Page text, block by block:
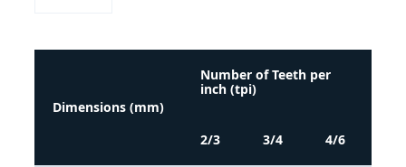
Dimensions (mm)
Number of Teeth per
inch (tpi)
2/3 3/4 4/6